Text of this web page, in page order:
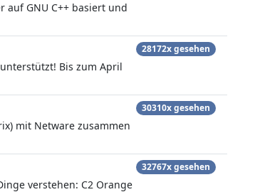
auf GNU C++ basiert und
Bis zum April
28172x gesehen
mit Netware zusammen
30310x gesehen
verstehen: C2 Orange
32767x gesehen